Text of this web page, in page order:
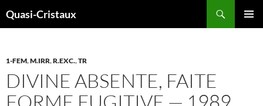
auQuasi-Cristaux
1-FEM,M.IRR,R.EXC.,TR
DIVINE ABSENTE, FAITE